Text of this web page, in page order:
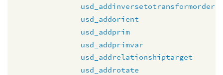
usd_addinversetotransformorder
usd_addorient
usd_addprim
usd_addprimvar
usd_addrelationshiptarget
usd_addrotate